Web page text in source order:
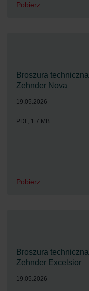
Pobierz
Broszura techniczna
Zehnder Nova
19.05.2026
PDF, 1.7 MB
Pobierz
Broszura techniczna
Zehnder Excelsior
19.05.2026